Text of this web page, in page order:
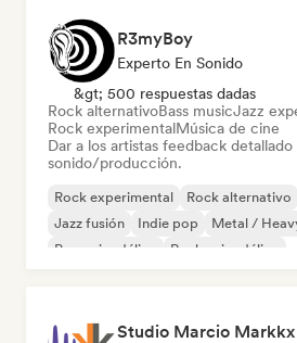
R3myBoy
Experto En Sonido
&gt; 500 respuestas dadas
Rock alternativoBass musicJazz
Rock experimentalMúsica de cine
Dar a los artistas feedback detallado
sonido/producción.
Rock experimental Rock alternativo
Jazz fusión
Indie pop
Metal /
Pop psicodélico
Rock psicodélico
Studio Marcio Markkx